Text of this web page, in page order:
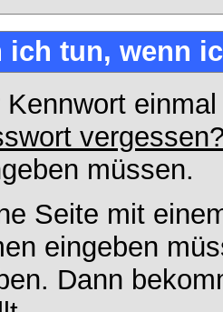
ich tun, wenn
müssen.
Seite mit
eingeben
Dann